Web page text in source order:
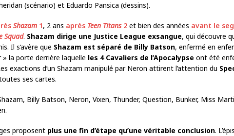
(scénario) et Eduardo Pansica (dessins).
Shazam 1, 2 ans après Teen Titans 2 et bien des années avant le
Squad. Shazam dirige une Justice League exsangue, qui découvre
Il s’avère que Shazam est séparé de Billy Batson, enfermé en
la porte derrière laquelle les 4 Cavaliers de l’Apocalypse ont été
exactions d’un Shazam manipulé par Neron attirent l’attention du
ses cartes.
Billy Batson, Neron, Vixen, Thunder, Question, Bunker, Miss
proposent plus une fin d’étape qu’une véritable conclusion.